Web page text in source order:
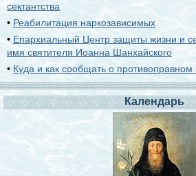
сектантства
• Реабилитация наркозависимых
• Епархиальный Центр защиты жизни и
имя святителя Иоанна Шанхайского
• Куда и как сообщать о противоправном
Календарь